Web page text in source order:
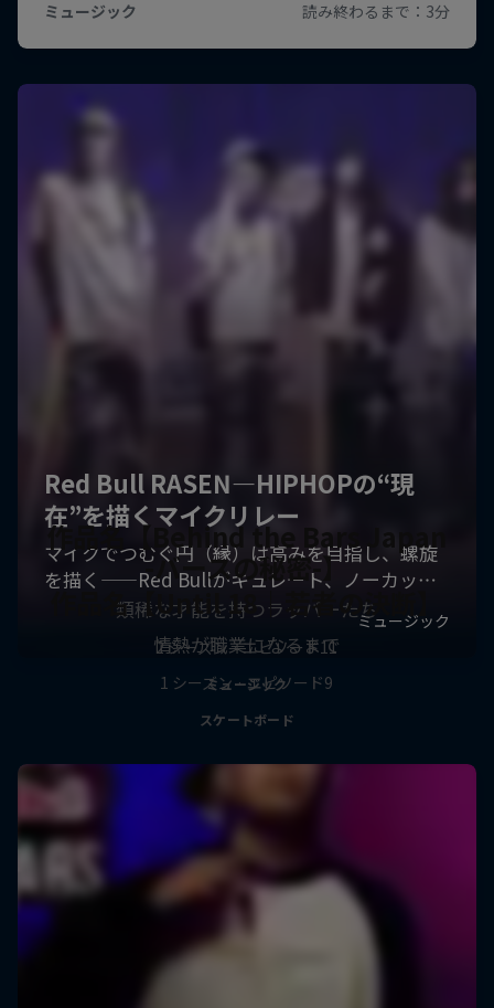
作品名【Behind the Bars Japan
-バースの秘密-】
類稀な才能を持つラッパーたち
2 シーズン · エピソード11
ミュージック
作品名【Until 18｜若者の決断】
情熱が職業になるまで
1 シーズン · エピソード9
スケートボード